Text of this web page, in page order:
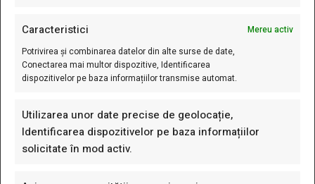
Caracteristici
Mereu activ
Potrivirea și combinarea datelor din alte surse de date,
Conectarea mai multor dispozitive, Identificarea
dispozitivelor pe baza informațiilor transmise automat.
Utilizarea unor date precise de geolocație,
Identificarea dispozitivelor pe baza informațiilor
solicitate în mod activ.
Lista Favorite
Formular De Retur
Newsletter
FITI LA CURENT CU REDUCERILE NOASTRE!